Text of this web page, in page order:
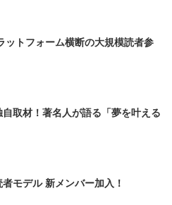
ットフォーム横断の大規模読者参
取材！著名人が語る「夢を叶える
モデル 新メンバー加入！